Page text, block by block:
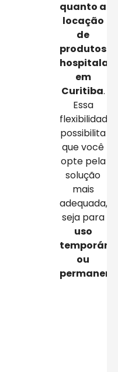
quanto a
locação
de
produtos
hospitalares
em
Curitiba.
Essa
flexibilidade
possibilita
que você
opte pela
solução
mais
adequada,
seja para
uso
temporário
ou
permanente